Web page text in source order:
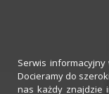
Serwis informacyjny
Docieramy do
nas każdy znajdzie